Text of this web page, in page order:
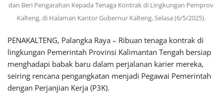
dan Beri Pengarahan Kepada Tenaga Kontrak di Lingkungan Pemprov
Kalteng, di Halaman Kantor Gubernur Kalteng, Selasa (6/5/2025).
PENAKALTENG, Palangka Raya – Ribuan tenaga kontrak di
lingkungan Pemerintah Provinsi Kalimantan Tengah bersiap
menghadapi babak baru dalam perjalanan karier mereka,
seiring rencana pengangkatan menjadi Pegawai Pemerintah
dengan Perjanjian Kerja (P3K).